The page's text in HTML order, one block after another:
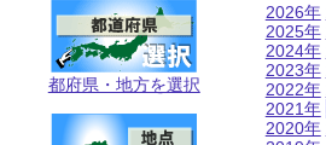
都府県・地方を選択
2026年
2025年
2024年
2023年
2022年
2021年
2020年